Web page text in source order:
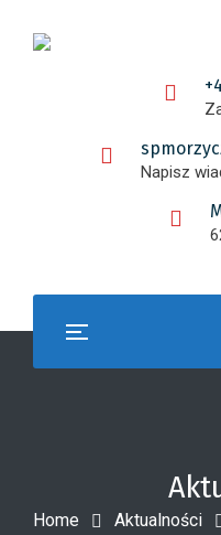
Napisz
Home Aktualności